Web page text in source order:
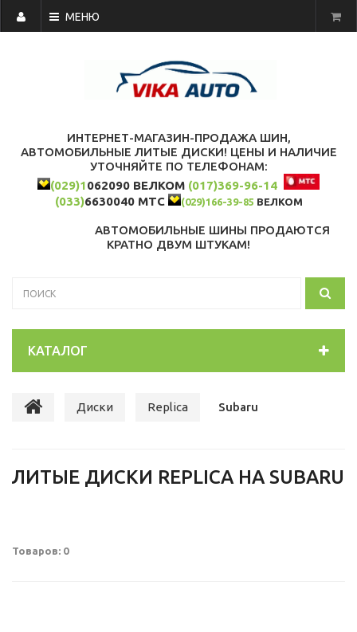
МЕНЮ
ИНТЕРНЕТ-МАГАЗИН-ПРОДАЖА ШИН,
АВТОМОБИЛЬНЫЕ ЛИТЫЕ ДИСКИ! ЦЕНЫ И НАЛИЧИЕ
УТОЧНЯЙТЕ ПО ТЕЛЕФОНАМ:
(029)1062090 ВЕЛКОМ (017)369-96-14
(033)6630040 МТС (029)166-39-85 ВЕЛКОМ
АВТОМОБИЛЬНЫЕ ШИНЫ ПРОДАЮТСЯ
КРАТНО ДВУМ ШТУКАМ!
КАТАЛОГ
Диски Replica Subaru
ЛИТЫЕ ДИСКИ REPLICA НА SUBARU
Товаров: 0